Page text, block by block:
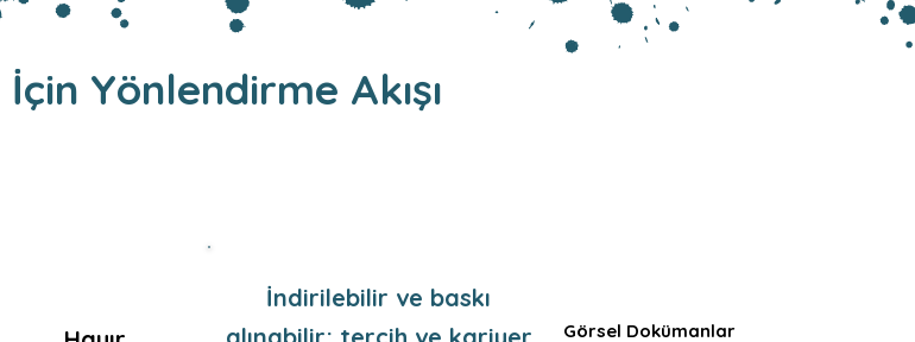
İçin Yönlendirme Akışı
İndirilebilir ve baskı
Görsel Dokümanlar